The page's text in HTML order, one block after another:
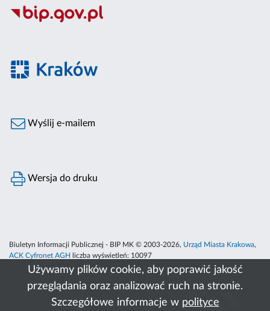
Używamy plików cookie, aby poprawić jakość
przeglądania oraz analizować ruch na stronie.
Szczegółowe informacje w polityce
Wyślij e-mailem
Wersja do druku
Biuletyn Informacji Publicznej - BIP MK © 2003-2026, Urząd Miasta Krakowa,
ACK Cyfronet AGH
liczba wyświetleń: 10097